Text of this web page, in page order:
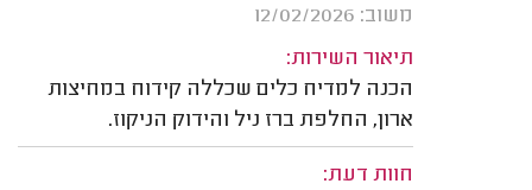
משוב: 12/02/2026
תיאור השירות:
הכנה למדיח כלים שכללה קידוח במחיצות
ארון, החלפת ברז ניל והידוק הניקוז.
חוות דעת: